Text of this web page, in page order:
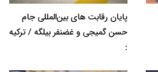
پایان رقابت های بین‌المللی جام
حسن گمیجی و غضنفر بیلگه / ترکیه
: